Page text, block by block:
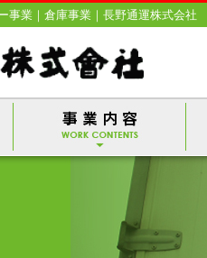
事業｜倉庫事業｜長野通運株式会社